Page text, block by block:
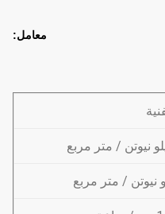
معامل: